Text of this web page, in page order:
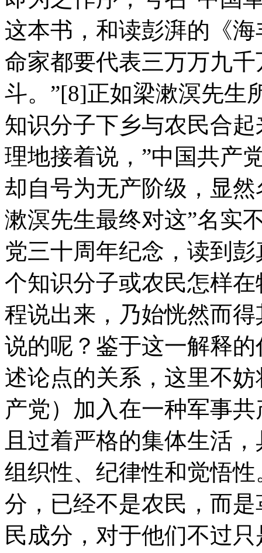
这本书，和读彭湃的《
命家都要代表三万万九
斗。”[8]正如梁漱溟先生
知识分子下乡与农民合
理地接着说，”中国共产
却自号为无产阶级，显
漱溟先生最终对这”名实
党三十周年纪念，读到
个知识分子或农民怎样
程说出来，乃始恍然而
说的呢？鉴于这一解释
述论点的关系，这里不
产党）加入在一种军事
且过着严格的集体生活
组织性、纪律性和觉悟
分，已经不是农民，而
民成分，对于他们不过